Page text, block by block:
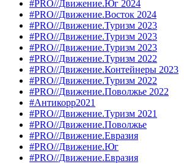
#PRO//Движение.Юг 2024
#PRO//Движение.Восток 2024
#PRO//Движение.Туризм 2023
#PRO//Движение.Туризм 2023
#PRO//Движение.Туризм 2023
#PRO//Движение.Туризм 2022
#PRO//Движение.Контейнеры 2023
#PRO//Движение.Туризм 2022
#PRO//Движение.Поволжье 2022
#Антикорр2021
#PRO//Движение.Туризм 2021
#PRO//Движение.Поволжье
#PRO//Движение.Евразия
#PRO//Движение.Юг
#PRO//Движение.Евразия